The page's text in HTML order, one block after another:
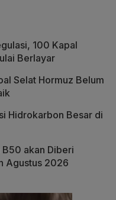
100 Kapal
Berlayar
Selat Hormuz Belum
Hidrokarbon Besar di
B50 akan Diberi
Agustus 2026